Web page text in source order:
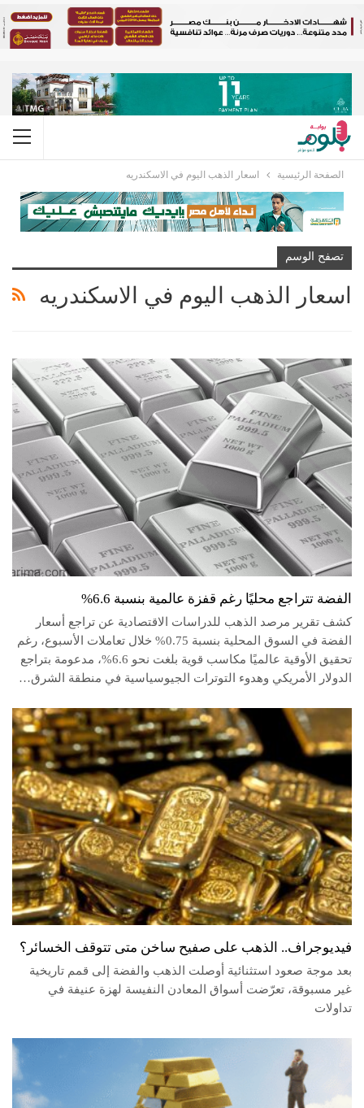
الصفحة الرئيسية اسعار الذهب اليوم في الاسكندريه
تصفح الوسم
اسعار الذهب اليوم في الاسكندريه
الفضة تتراجع محليًا رغم قفزة عالمية بنسبة 6.6%
كشف تقرير مرصد الذهب للدراسات الاقتصادية عن تراجع أسعار
الفضة في السوق المحلية بنسبة 0.75% خلال تعاملات الأسبوع، رغم
تحقيق الأوقية عالميًا مكاسب قوية بلغت نحو 6.6%، مدعومة بتراجع
الدولار الأمريكي وهدوء التوترات الجيوسياسية في منطقة الشرق…
فيديوجراف.. الذهب على صفيح ساخن متى تتوقف الخسائر؟
بعد موجة صعود استثنائية أوصلت الذهب والفضة إلى قمم تاريخية
غير مسبوقة، تعرّضت أسواق المعادن النفيسة لهزة عنيفة في
تداولات